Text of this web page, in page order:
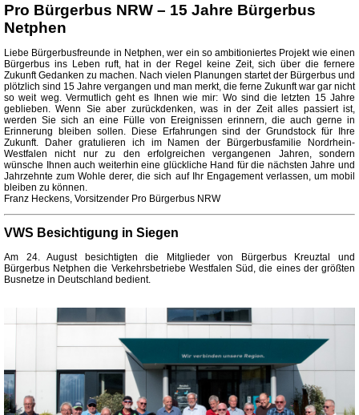
Pro Bürgerbus NRW – 15 Jahre Bürgerbus
Netphen
Liebe Bürgerbusfreunde in Netphen, wer ein so ambitioniertes Projekt wie einen
Bürgerbus ins Leben ruft, hat in der Regel keine Zeit, sich über die fernere
Zukunft Gedanken zu machen. Nach vielen Planungen startet der Bürgerbus und
plötzlich sind 15 Jahre vergangen und man merkt, die ferne Zukunft war gar nicht
so weit weg. Vermutlich geht es Ihnen wie mir: Wo sind die letzten 15 Jahre
geblieben. Wenn Sie aber zurückdenken, was in der Zeit alles passiert ist,
werden Sie sich an eine Fülle von Ereignissen erinnern, die auch gerne in
Erinnerung bleiben sollen. Diese Erfahrungen sind der Grundstock für Ihre
Zukunft. Daher gratulieren ich im Namen der Bürgerbusfamilie Nordrhein-
Westfalen nicht nur zu den erfolgreichen vergangenen Jahren, sondern
wünsche Ihnen auch weiterhin eine glückliche Hand für die nächsten Jahre und
Jahrzehnte zum Wohle derer, die sich auf Ihr Engagement verlassen, um mobil
bleiben zu können.
Franz Heckens, Vorsitzender Pro Bürgerbus NRW
VWS Besichtigung in Siegen
Am 24. August besichtigten die Mitglieder von Bürgerbus Kreuztal und
Bürgerbus Netphen die Verkehrsbetriebe Westfalen Süd, die eines der größten
Busnetze in Deutschland bedient.